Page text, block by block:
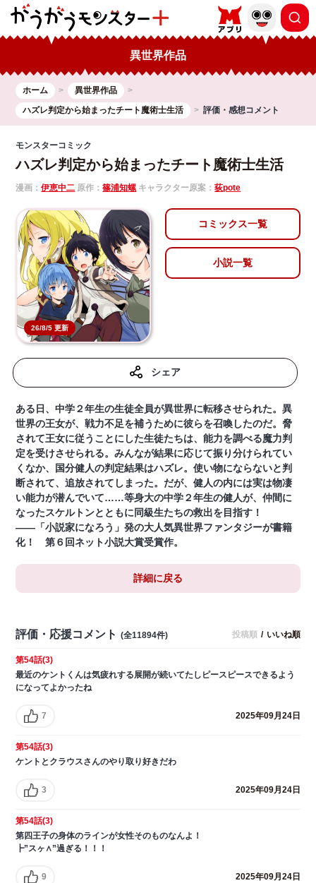
異世界作品
ホーム
異世界作品
ハズレ判定から始まったチート魔術士生活
評価・感想コメント
モンスターコミック
ハズレ判定から始まったチート魔術士生活
漫画：伊恵中二 原作：篠浦知螺 キャラクター原案：荻pote
26/8/5 更新
コミックス一覧
小説一覧
シェア
ある日、中学２年生の生徒全員が異世界に転移させられた。異
世界の王女が、戦力不足を補うために彼らを召喚したのだ。脅
されて王女に従うことにした生徒たちは、能力を調べる魔力判
定を受けさせられる。みんなが結果に応じて振り分けられてい
くなか、国分健人の判定結果はハズレ。使い物にならないと判
断されて、追放されてしまった。だが、健人の内には実は物凄
い能力が潜んでいて……等身大の中学２年生の健人が、仲間に
なったスケルトンとともに同級生たちの救出を目指す！
――「小説家になろう」発の大人気異世界ファンタジーが書籍
化！ 第６回ネット小説大賞受賞作。
詳細に戻る
評価・応援コメント (全11894件) 投稿順 / いいね順
第54話(3)
最近のケントくんは気疲れする展開が続いてたしピースピースできるよう
になってよかったね
7 2025年09月24日
第54話(3)
ケントとクラウスさんのやり取り好きだわ
3 2025年09月24日
第54話(3)
第四王子の身体のラインが女性そのものなんよ！
┣”スヶ∧”過ぎる！！！
9 2025年09月24日